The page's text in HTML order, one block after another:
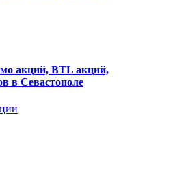
акций, BTL акций,
в Севастополе